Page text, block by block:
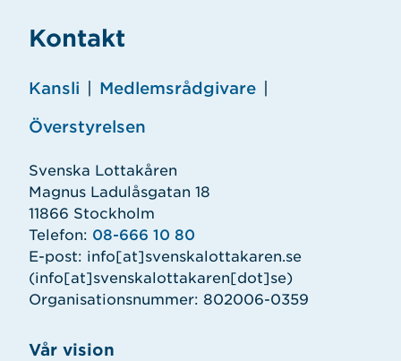
Vår vision
Kontakt
Kansli Medlemsrådgivare
Överstyrelsen
Svenska Lottakåren
Magnus Ladulåsgatan 18
11866 Stockholm
Telefon: 08-666 10 80
E-post: info[at]svenskalottakaren.se
(info[at]svenskalottakaren[dot]se)
Organisationsnummer: 802006-0359